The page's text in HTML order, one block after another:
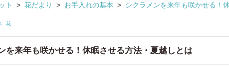
ト > 花だより > お手入れの基本 > シクラメンを来年も咲かせる！
花
を来年も咲かせる！休眠させる方法・夏越しとは